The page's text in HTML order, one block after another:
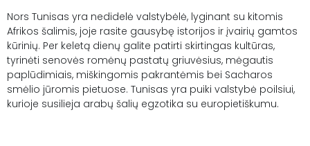
Nors Tunisas yra nedidelė valstybėlė, lyginant su kitomis
Afrikos šalimis, joje rasite gausybę istorijos ir įvairių gamtos
kūrinių. Per keletą dienų galite patirti skirtingas kultūras,
tyrinėti senovės romėnų pastatų griuvėsius, mėgautis
paplūdimiais, miškingomis pakrantėmis bei Sacharos
smėlio jūromis pietuose. Tunisas yra puiki valstybė poilsiui,
kurioje susilieja arabų šalių egzotika su europietiškumu.